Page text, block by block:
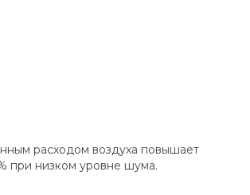
расходом воздуха повышает
при низком уровне шума.